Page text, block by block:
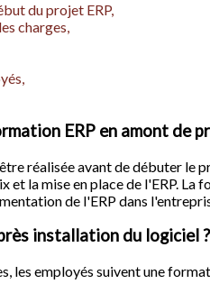
du projet ERP,
charges,
ERP en amont de
réalisée avant de débuter le
et la mise en place de l'ERP.
de l'ERP dans
installation du logiciel ?
les employés suivent une